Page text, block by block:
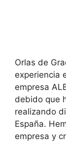
Orlas de
experiencia
empresa
debido que
realizando
España.
empresa y